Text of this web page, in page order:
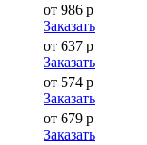
от 986 р
Заказать
от 637 р
Заказать
от 574 р
Заказать
от 679 р
Заказать